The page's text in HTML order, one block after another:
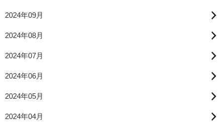
2024年09月
2024年08月
2024年07月
2024年06月
2024年05月
2024年04月